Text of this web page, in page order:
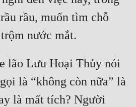
rầu, muốn tìm chỗ
lão Lưu Hoại Thủy nói
là “không còn nữa” là
là mất tích? Người